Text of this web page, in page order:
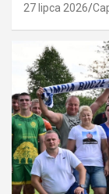
27 lipca 2026